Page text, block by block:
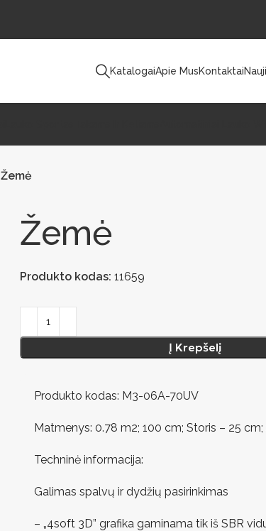
KatalogaiApie MusKontaktai
Žemė
Žemė
Produkto kodas: 11659
Į Krepšelį
Produkto kodas: M3-06A-70UV
Matmenys: 0.78 m2; 100 cm; Storis – 25
Techninė informacija:
Galimas spalvų ir dydžių pasirinkimas
– „4soft 3D” grafika gaminama tik iš SBR